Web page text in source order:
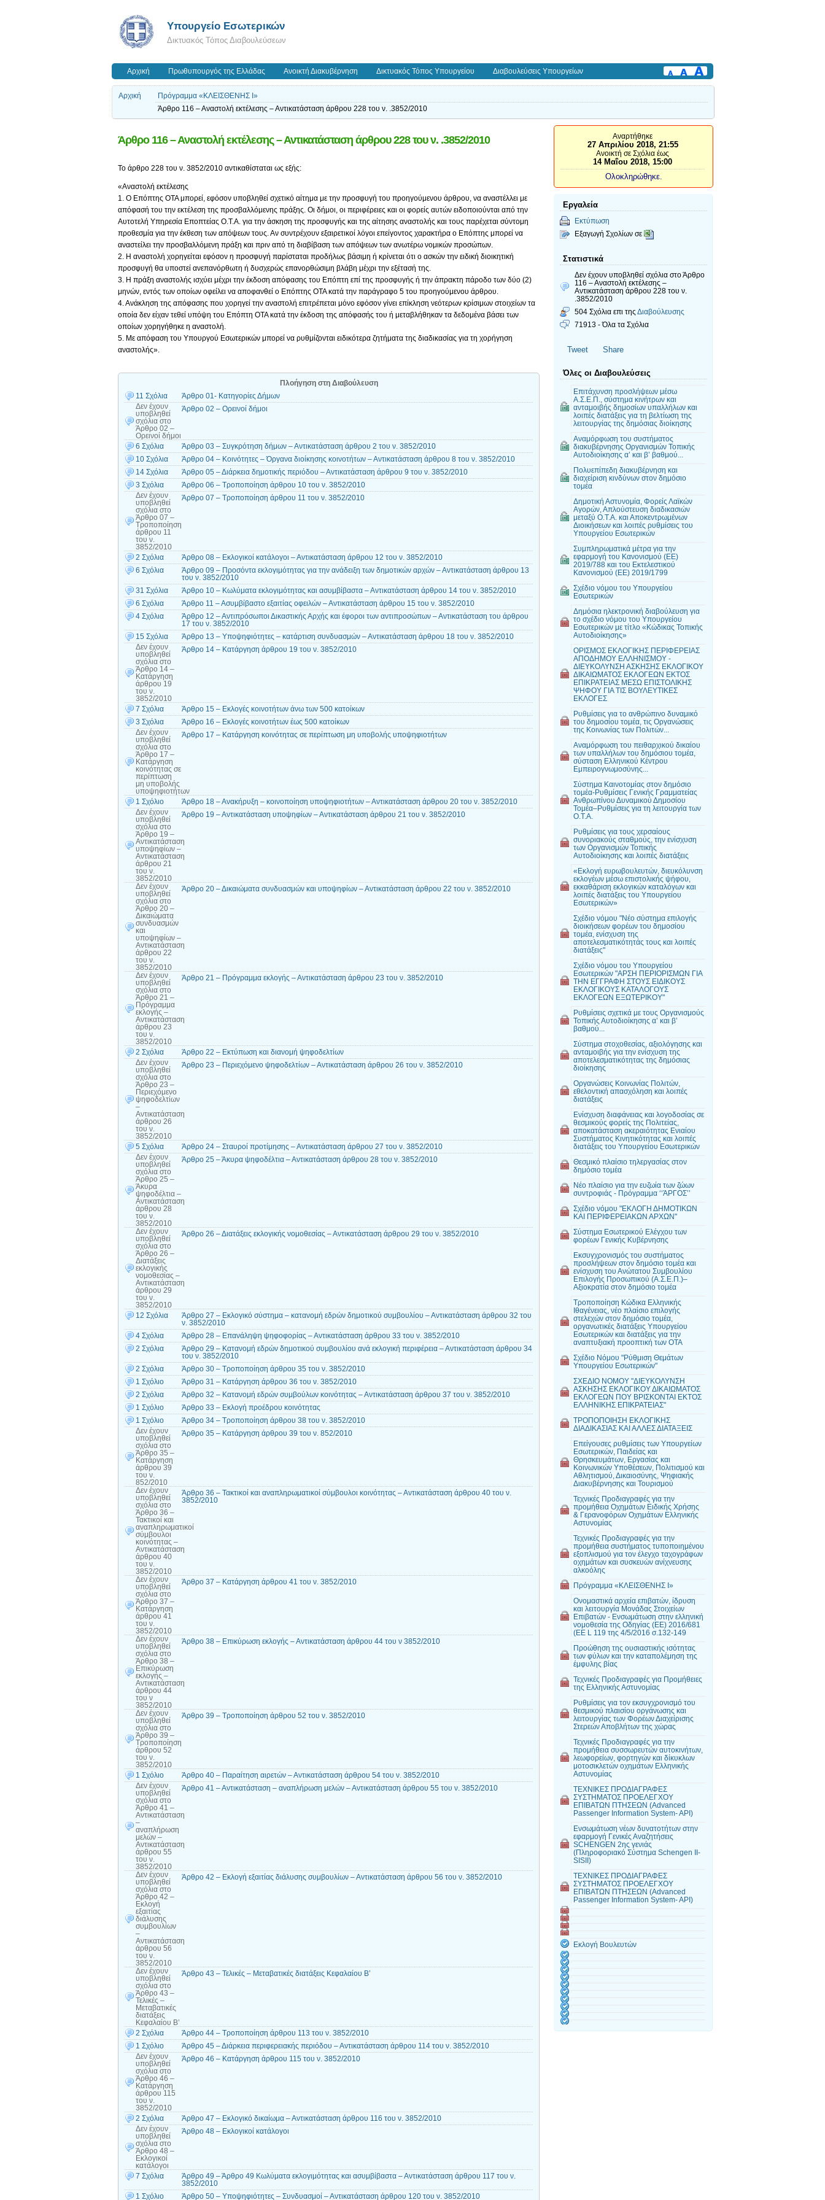
Υπουργείο Εσωτερικών
Δικτυακός Τόπος Διαβουλεύσεων
Αρχική Πρωθυπουργός της Ελλάδας Ανοικτή Διακυβέρνηση Δικτυακός Τόπος Υπουργείου Διαβουλεύσεις Υπουργείων
Αρχική
Πρόγραμμα «ΚΛΕΙΣΘΕΝΗΣ Ι»
Άρθρο 116 – Αναστολή εκτέλεσης – Αντικατάσταση άρθρου 228 του ν. .3852/2010
Άρθρο 116 – Αναστολή εκτέλεσης – Αντικατάσταση άρθρου 228 του ν. .3852/2010
Το άρθρο 228 του ν. 3852/2010 αντικαθίσταται ως εξής:
«Αναστολή εκτέλεσης
1. Ο Επόπτης ΟΤΑ μπορεί, εφόσον υποβληθεί σχετικό αίτημα με την προσφυγή του προηγούμενου άρθρου, να αναστέλλει με
απόφασή του την εκτέλεση της προσβαλλόμενης πράξης. Οι δήμοι, οι περιφέρειες και οι φορείς αυτών ειδοποιούνται από την
Αυτοτελή Υπηρεσία Εποπτείας Ο.Τ.Α. για την άσκηση της προσφυγής και της αίτησης αναστολής και τους παρέχεται σύντομη
προθεσμία για την έκθεση των απόψεων τους. Αν συντρέχουν εξαιρετικοί λόγοι επείγοντος χαρακτήρα ο Επόπτης μπορεί να
αναστείλει την προσβαλλόμενη πράξη και πριν από τη διαβίβαση των απόψεων των ανωτέρω νομικών προσώπων.
2. Η αναστολή χορηγείται εφόσον η προσφυγή παρίσταται προδήλως βάσιμη ή κρίνεται ότι ο ασκών την ειδική διοικητική
προσφυγή θα υποστεί ανεπανόρθωτη ή δυσχερώς επανορθώσιμη βλάβη μέχρι την εξέτασή της.
3. Η πράξη αναστολής ισχύει μέχρι την έκδοση απόφασης του Επόπτη επί της προσφυγής ή την άπρακτη πάροδο των δύο (2)
μηνών, εντός των οποίων οφείλει να αποφανθεί ο Επόπτης ΟΤΑ κατά την παράγραφο 5 του προηγούμενου άρθρου.
4. Ανάκληση της απόφασης που χορηγεί την αναστολή επιτρέπεται μόνο εφόσον γίνει επίκληση νεότερων κρίσιμων στοιχείων τα
οποία δεν είχαν τεθεί υπόψη του Επόπτη ΟΤΑ κατά την έκδοση της απόφασής του ή μεταβλήθηκαν τα δεδομένα βάσει των
οποίων χορηγήθηκε η αναστολή.
5. Με απόφαση του Υπουργού Εσωτερικών μπορεί να ρυθμίζονται ειδικότερα ζητήματα της διαδικασίας για τη χορήγηση
αναστολής».
Πλοήγηση στη Διαβούλευση
11 Σχόλια
Άρθρο 01- Κατηγορίες Δήμων
Δεν έχουν
υποβληθεί
σχόλια στο
Άρθρο 02 –
Ορεινοί δήμοι
Άρθρο 02 – Ορεινοί δήμοι
6 Σχόλια
Άρθρο 03 – Συγκρότηση δήμων – Αντικατάσταση άρθρου 2 του ν. 3852/2010
10 Σχόλια
Άρθρο 04 – Κοινότητες – Όργανα διοίκησης κοινοτήτων – Αντικατάσταση άρθρου 8 του ν. 3852/2010
14 Σχόλια
Άρθρο 05 – Διάρκεια δημοτικής περιόδου – Αντικατάσταση άρθρου 9 του ν. 3852/2010
3 Σχόλια
Άρθρο 06 – Τροποποίηση άρθρου 10 του ν. 3852/2010
Δεν έχουν
υποβληθεί
σχόλια στο
Άρθρο 07 –
Τροποποίηση
άρθρου 11
του ν.
3852/2010
Άρθρο 07 – Τροποποίηση άρθρου 11 του ν. 3852/2010
2 Σχόλια
Άρθρο 08 – Εκλογικοί κατάλογοι – Αντικατάσταση άρθρου 12 του ν. 3852/2010
6 Σχόλια
Άρθρο 09 – Προσόντα εκλογιμότητας για την ανάδειξη των δημοτικών αρχών – Αντικατάσταση άρθρου 13
του ν. 3852/2010
31 Σχόλια
Άρθρο 10 – Κωλύματα εκλογιμότητας και ασυμβίβαστα – Αντικατάσταση άρθρου 14 του ν. 3852/2010
6 Σχόλια
Άρθρο 11 – Ασυμβίβαστο εξαιτίας οφειλών – Αντικατάσταση άρθρου 15 του ν. 3852/2010
4 Σχόλια
Άρθρο 12 – Αντιπρόσωποι Δικαστικής Αρχής και έφοροι των αντιπροσώπων – Αντικατάσταση του άρθρου
17 του ν. 3852/2010
15 Σχόλια
Άρθρο 13 – Υποψηφιότητες – κατάρτιση συνδυασμών – Αντικατάσταση άρθρου 18 του ν. 3852/2010
Δεν έχουν
υποβληθεί
σχόλια στο
Άρθρο 14 –
Κατάργηση
άρθρου 19
του ν.
3852/2010
Άρθρο 14 – Κατάργηση άρθρου 19 του ν. 3852/2010
7 Σχόλια
Άρθρο 15 – Εκλογές κοινοτήτων άνω των 500 κατοίκων
3 Σχόλια
Άρθρο 16 – Εκλογές κοινοτήτων έως 500 κατοίκων
Δεν έχουν
υποβληθεί
σχόλια στο
Άρθρο 17 –
Κατάργηση
κοινότητας σε
περίπτωση
μη υποβολής
υποψηφιοτήτων
Άρθρο 17 – Κατάργηση κοινότητας σε περίπτωση μη υποβολής υποψηφιοτήτων
1 Σχόλιο
Άρθρο 18 – Ανακήρυξη – κοινοποίηση υποψηφιοτήτων – Αντικατάσταση άρθρου 20 του ν. 3852/2010
Δεν έχουν
υποβληθεί
σχόλια στο
Άρθρο 19 –
Αντικατάσταση
υποψηφίων –
Αντικατάσταση
άρθρου 21
του ν.
3852/2010
Άρθρο 19 – Αντικατάσταση υποψηφίων – Αντικατάσταση άρθρου 21 του ν. 3852/2010
Δεν έχουν
υποβληθεί
σχόλια στο
Άρθρο 20 –
Δικαιώματα
συνδυασμών
και
υποψηφίων –
Αντικατάσταση
άρθρου 22
του ν.
3852/2010
Άρθρο 20 – Δικαιώματα συνδυασμών και υποψηφίων – Αντικατάσταση άρθρου 22 του ν. 3852/2010
Δεν έχουν
υποβληθεί
σχόλια στο
Άρθρο 21 –
Πρόγραμμα
εκλογής –
Αντικατάσταση
άρθρου 23
του ν.
3852/2010
Άρθρο 21 – Πρόγραμμα εκλογής – Αντικατάσταση άρθρου 23 του ν. 3852/2010
2 Σχόλια
Άρθρο 22 – Εκτύπωση και διανομή ψηφοδελτίων
Δεν έχουν
υποβληθεί
σχόλια στο
Άρθρο 23 –
Περιεχόμενο
ψηφοδελτίων
–
Αντικατάσταση
άρθρου 26
του ν.
3852/2010
Άρθρο 23 – Περιεχόμενο ψηφοδελτίων – Αντικατάσταση άρθρου 26 του ν. 3852/2010
5 Σχόλια
Άρθρο 24 – Σταυροί προτίμησης – Αντικατάσταση άρθρου 27 του ν. 3852/2010
Δεν έχουν
υποβληθεί
σχόλια στο
Άρθρο 25 –
Άκυρα
ψηφοδέλτια –
Αντικατάσταση
άρθρου 28
του ν.
3852/2010
Άρθρο 25 – Άκυρα ψηφοδέλτια – Αντικατάσταση άρθρου 28 του ν. 3852/2010
Δεν έχουν
υποβληθεί
σχόλια στο
Άρθρο 26 –
Διατάξεις
εκλογικής
νομοθεσίας –
Αντικατάσταση
άρθρου 29
του ν.
3852/2010
Άρθρο 26 – Διατάξεις εκλογικής νομοθεσίας – Αντικατάσταση άρθρου 29 του ν. 3852/2010
12 Σχόλια
Άρθρο 27 – Εκλογικό σύστημα – κατανομή εδρών δημοτικού συμβουλίου – Αντικατάσταση άρθρου 32 του
ν. 3852/2010
4 Σχόλια
Άρθρο 28 – Επανάληψη ψηφοφορίας – Αντικατάσταση άρθρου 33 του ν. 3852/2010
2 Σχόλια
Άρθρο 29 – Κατανομή εδρών δημοτικού συμβουλίου ανά εκλογική περιφέρεια – Αντικατάσταση άρθρου 34
του ν. 3852/2010
2 Σχόλια
Άρθρο 30 – Τροποποίηση άρθρου 35 του ν. 3852/2010
1 Σχόλιο
Άρθρο 31 – Κατάργηση άρθρου 36 του ν. 3852/2010
2 Σχόλια
Άρθρο 32 – Κατανομή εδρών συμβούλων κοινότητας – Αντικατάσταση άρθρου 37 του ν. 3852/2010
1 Σχόλιο
Άρθρο 33 – Εκλογή προέδρου κοινότητας
1 Σχόλιο
Άρθρο 34 – Τροποποίηση άρθρου 38 του ν. 3852/2010
Δεν έχουν
υποβληθεί
σχόλια στο
Άρθρο 35 –
Κατάργηση
άρθρου 39
του ν.
852/2010
Άρθρο 35 – Κατάργηση άρθρου 39 του ν. 852/2010
Δεν έχουν
υποβληθεί
σχόλια στο
Άρθρο 36 –
Τακτικοί και
αναπληρωματικοί
σύμβουλοι
κοινότητας –
Αντικατάσταση
άρθρου 40
του ν.
3852/2010
Άρθρο 36 – Τακτικοί και αναπληρωματικοί σύμβουλοι κοινότητας – Αντικατάσταση άρθρου 40 του ν.
3852/2010
Δεν έχουν
υποβληθεί
σχόλια στο
Άρθρο 37 –
Κατάργηση
άρθρου 41
του ν.
3852/2010
Άρθρο 37 – Κατάργηση άρθρου 41 του ν. 3852/2010
Δεν έχουν
υποβληθεί
σχόλια στο
Άρθρο 38 –
Επικύρωση
εκλογής –
Αντικατάσταση
άρθρου 44
του ν
3852/2010
Άρθρο 38 – Επικύρωση εκλογής – Αντικατάσταση άρθρου 44 του ν 3852/2010
Δεν έχουν
υποβληθεί
σχόλια στο
Άρθρο 39 –
Τροποποίηση
άρθρου 52
του ν.
3852/2010
Άρθρο 39 – Τροποποίηση άρθρου 52 του ν. 3852/2010
1 Σχόλιο
Άρθρο 40 – Παραίτηση αιρετών – Αντικατάσταση άρθρου 54 του ν. 3852/2010
Δεν έχουν
υποβληθεί
σχόλια στο
Άρθρο 41 –
Αντικατάσταση
–
αναπλήρωση
μελών –
Αντικατάσταση
άρθρου 55
του ν.
3852/2010
Άρθρο 41 – Αντικατάσταση – αναπλήρωση μελών – Αντικατάσταση άρθρου 55 του ν. 3852/2010
Δεν έχουν
υποβληθεί
σχόλια στο
Άρθρο 42 –
Εκλογή
εξαιτίας
διάλυσης
συμβουλίων
–
Αντικατάσταση
άρθρου 56
του ν.
3852/2010
Άρθρο 42 – Εκλογή εξαιτίας διάλυσης συμβουλίων – Αντικατάσταση άρθρου 56 του ν. 3852/2010
Δεν έχουν
υποβληθεί
σχόλια στο
Άρθρο 43 –
Τελικές –
Μεταβατικές
διατάξεις
Κεφαλαίου Β’
Άρθρο 43 – Τελικές – Μεταβατικές διατάξεις Κεφαλαίου Β’
2 Σχόλια
Άρθρο 44 – Τροποποίηση άρθρου 113 του ν. 3852/2010
1 Σχόλιο
Άρθρο 45 – Διάρκεια περιφερειακής περιόδου – Αντικατάσταση άρθρου 114 του ν. 3852/2010
Δεν έχουν
υποβληθεί
σχόλια στο
Άρθρο 46 –
Κατάργηση
άρθρου 115
του ν.
3852/2010
Άρθρο 46 – Κατάργηση άρθρου 115 του ν. 3852/2010
2 Σχόλια
Άρθρο 47 – Εκλογικό δικαίωμα – Αντικατάσταση άρθρου 116 του ν. 3852/2010
Δεν έχουν
υποβληθεί
σχόλια στο
Άρθρο 48 –
Εκλογικοί
κατάλογοι
Άρθρο 48 – Εκλογικοί κατάλογοι
7 Σχόλια
Άρθρο 49 – Άρθρο 49 Κωλύματα εκλογιμότητας και ασυμβίβαστα – Αντικατάσταση άρθρου 117 του ν.
3852/2010
1 Σχόλιο
Άρθρο 50 – Υποψηφιότητες – Συνδυασμοί – Αντικατάσταση άρθρου 120 του ν. 3852/2010
Αναρτήθηκε
27 Απριλίου 2018, 21:55
Ανοικτή σε Σχόλια έως
14 Μαΐου 2018, 15:00
Ολοκληρώθηκε.
Εργαλεία
Εκτύπωση
Εξαγωγή Σχολίων σε
Στατιστικά
Δεν έχουν υποβληθεί σχόλια στο Άρθρο
116 – Αναστολή εκτέλεσης –
Αντικατάσταση άρθρου 228 του ν.
.3852/2010
504 Σχόλια επι της Διαβούλευσης
71913 - Όλα τα Σχόλια
Tweet Share
Όλες οι Διαβουλεύσεις
Επιτάχυνση προσλήψεων μέσω
Α.Σ.Ε.Π., σύστημα κινήτρων και
ανταμοιβής δημοσίων υπαλλήλων και
λοιπές διατάξεις για τη βελτίωση της
λειτουργίας της δημόσιας διοίκησης
Αναμόρφωση του συστήματος
διακυβέρνησης Οργανισμών Τοπικής
Αυτοδιοίκησης α’ και β’ βαθμού...
Πολυεπίπεδη διακυβέρνηση και
διαχείριση κινδύνων στον δημόσιο
τομέα
Δημοτική Αστυνομία, Φορείς Λαϊκών
Αγορών, Απλούστευση διαδικασιών
μεταξύ Ο.Τ.Α. και Αποκεντρωμένων
Διοικήσεων και λοιπές ρυθμίσεις του
Υπουργείου Εσωτερικών
Συμπληρωματικά μέτρα για την
εφαρμογή του Κανονισμού (ΕΕ)
2019/788 και του Εκτελεστικού
Κανονισμού (ΕΕ) 2019/1799
Σχέδιο νόμου του Υπουργείου
Εσωτερικών
Δημόσια ηλεκτρονική διαβούλευση για
το σχέδιο νόμου του Υπουργείου
Εσωτερικών με τίτλο «Κώδικας Τοπικής
Αυτοδιοίκησης»
ΟΡΙΣΜΟΣ ΕΚΛΟΓΙΚΗΣ ΠΕΡΙΦΕΡΕΙΑΣ
ΑΠΟΔΗΜΟΥ ΕΛΛΗΝΙΣΜΟΥ -
ΔΙΕΥΚΟΛΥΝΣΗ ΑΣΚΗΣΗΣ ΕΚΛΟΓΙΚΟΥ
ΔΙΚΑΙΩΜΑΤΟΣ ΕΚΛΟΓΕΩΝ ΕΚΤΟΣ
ΕΠΙΚΡΑΤΕΙΑΣ ΜΕΣΩ ΕΠΙΣΤΟΛΙΚΗΣ
ΨΗΦΟΥ ΓΙΑ ΤΙΣ ΒΟΥΛΕΥΤΙΚΕΣ
ΕΚΛΟΓΕΣ
Ρυθμίσεις για το ανθρώπινο δυναμικό
του δημοσίου τομέα, τις Οργανώσεις
της Κοινωνίας των Πολιτών...
Αναμόρφωση του πειθαρχικού δικαίου
των υπαλλήλων του δημόσιου τομέα,
σύσταση Ελληνικού Κέντρου
Εμπειρογνωμοσύνης...
Σύστημα Καινοτομίας στον δημόσιο
τομέα-Ρυθμίσεις Γενικής Γραμματείας
Ανθρωπίνου Δυναμικού Δημοσίου
Τομέα–Ρυθμίσεις για τη λειτουργία των
Ο.Τ.Α.
Ρυθμίσεις για τους χερσαίους
συνοριακούς σταθμούς, την ενίσχυση
των Οργανισμών Τοπικής
Αυτοδιοίκησης και λοιπές διατάξεις
«Εκλογή ευρωβουλευτών, διευκόλυνση
εκλογέων μέσω επιστολικής ψήφου,
εκκαθάριση εκλογικών καταλόγων και
λοιπές διατάξεις του Υπουργείου
Εσωτερικών»
Σχέδιο νόμου "Νέο σύστημα επιλογής
διοικήσεων φορέων του δημοσίου
τομέα, ενίσχυση της
αποτελεσματικότητάς τους και λοιπές
διατάξεις"
Σχέδιο νόμου του Υπουργείου
Εσωτερικών "ΑΡΣΗ ΠΕΡΙΟΡΙΣΜΩΝ ΓΙΑ
ΤΗΝ ΕΓΓΡΑΦΗ ΣΤΟΥΣ ΕΙΔΙΚΟΥΣ
ΕΚΛΟΓΙΚΟΥΣ ΚΑΤΑΛΟΓΟΥΣ
ΕΚΛΟΓΕΩΝ ΕΞΩΤΕΡΙΚΟΥ"
Ρυθμίσεις σχετικά με τους Οργανισμούς
Τοπικής Αυτοδιοίκησης α’ και β’
βαθμού...
Σύστημα στοχοθεσίας, αξιολόγησης και
ανταμοιβής για την ενίσχυση της
αποτελεσματικότητας της δημόσιας
διοίκησης
Οργανώσεις Κοινωνίας Πολιτών,
εθελοντική απασχόληση και λοιπές
διατάξεις
Ενίσχυση διαφάνειας και λογοδοσίας σε
θεσμικούς φορείς της Πολιτείας,
αποκατάσταση ακεραιότητας Ενιαίου
Συστήματος Κινητικότητας και λοιπές
διατάξεις του Υπουργείου Εσωτερικών
Θεσμικό πλαίσιο τηλεργασίας στον
δημόσιο τομέα
Νέο πλαίσιο για την ευζωία των ζώων
συντροφιάς - Πρόγραμμα ‘‘ΆΡΓΟΣ’’
Σχέδιο νόμου "ΕΚΛΟΓΗ ΔΗΜΟΤΙΚΩΝ
ΚΑΙ ΠΕΡΙΦΕΡΕΙΑΚΩΝ ΑΡΧΩΝ"
Σύστημα Εσωτερικού Ελέγχου των
φορέων Γενικής Κυβέρνησης
Εκσυγχρονισμός του συστήματος
προσλήψεων στον δημόσιο τομέα και
ενίσχυση του Ανώτατου Συμβουλίου
Επιλογής Προσωπικού (Α.Σ.Ε.Π.)–
Αξιοκρατία στον δημόσιο τομέα
Τροποποίηση Κώδικα Ελληνικής
Ιθαγένειας, νέο πλαίσιο επιλογής
στελεχών στον δημόσιο τομέα,
οργανωτικές διατάξεις Υπουργείου
Εσωτερικών και διατάξεις για την
αναπτυξιακή προοπτική των ΟΤΑ
Σχέδιο Νόμου "Ρύθμιση Θεμάτων
Υπουργείου Εσωτερικών"
ΣΧΕΔΙΟ ΝΟΜΟΥ "ΔΙΕΥΚΟΛΥΝΣΗ
ΑΣΚΗΣΗΣ ΕΚΛΟΓΙΚΟΥ ΔΙΚΑΙΩΜΑΤΟΣ
ΕΚΛΟΓΕΩΝ ΠΟΥ ΒΡΙΣΚΟΝΤΑΙ ΕΚΤΟΣ
ΕΛΛΗΝΙΚΗΣ ΕΠΙΚΡΑΤΕΙΑΣ"
ΤΡΟΠΟΠΟΙΗΣΗ ΕΚΛΟΓΙΚΗΣ
ΔΙΑΔΙΚΑΣΙΑΣ ΚΑΙ ΑΛΛΕΣ ΔΙΑΤΑΞΕΙΣ
Επείγουσες ρυθμίσεις των Υπουργείων
Εσωτερικών, Παιδείας και
Θρησκευμάτων, Εργασίας και
Κοινωνικών Υποθέσεων, Πολιτισμού και
Αθλητισμού, Δικαιοσύνης, Ψηφιακής
Διακυβέρνησης και Τουρισμού
Τεχνικές Προδιαγραφές για την
προμήθεια Οχημάτων Ειδικής Χρήσης
& Γερανοφόρων Οχημάτων Ελληνικής
Αστυνομίας
Τεχνικές Προδιαγραφές για την
προμήθεια συστήματος τυποποιημένου
εξοπλισμού για τον έλεγχο ταχογράφων
οχημάτων και συσκευών ανίχνευσης
αλκοόλης
Πρόγραμμα «ΚΛΕΙΣΘΕΝΗΣ Ι»
Ονομαστικά αρχεία επιβατών, ίδρυση
και λειτουργία Μονάδας Στοιχείων
Επιβατών - Ενσωμάτωση στην ελληνική
νομοθεσία της Οδηγίας (EE) 2016/681
(EE L 119 της 4/5/2016 σ.132-149
Προώθηση της ουσιαστικής ισότητας
των φύλων και την καταπολέμηση της
έμφυλης βίας
Τεχνικές Προδιαγραφές για Προμήθειες
της Ελληνικής Αστυνομίας
Ρυθμίσεις για τον εκσυγχρονισμό του
θεσμικού πλαισίου οργάνωσης και
λειτουργίας των Φορέων Διαχείρισης
Στερεών Αποβλήτων της χώρας
Τεχνικές Προδιαγραφές για την
προμήθεια συσσωρευτών αυτοκινήτων,
λεωφορείων, φορτηγών και δίκυκλων
μοτοσικλετών οχημάτων Ελληνικής
Αστυνομίας
ΤΕΧΝΙΚΕΣ ΠΡΟΔΙΑΓΡΑΦΕΣ
ΣΥΣΤΗΜΑΤΟΣ ΠΡΟΕΛΕΓΧΟΥ
ΕΠΙΒΑΤΩΝ ΠΤΗΣΕΩΝ (Advanced
Passenger Information System- API)
Ενσωμάτωση νέων δυνατοτήτων στην
εφαρμογή Γενικές Αναζητήσεις
SCHENGEN 2ης γενιάς
(Πληροφοριακό Σύστημα Schengen II-
SISII)
ΤΕΧΝΙΚΕΣ ΠΡΟΔΙΑΓΡΑΦΕΣ
ΣΥΣΤΗΜΑΤΟΣ ΠΡΟΕΛΕΓΧΟΥ
ΕΠΙΒΑΤΩΝ ΠΤΗΣΕΩΝ (Advanced
Passenger Information System- API)
Εκλογή Βουλευτών